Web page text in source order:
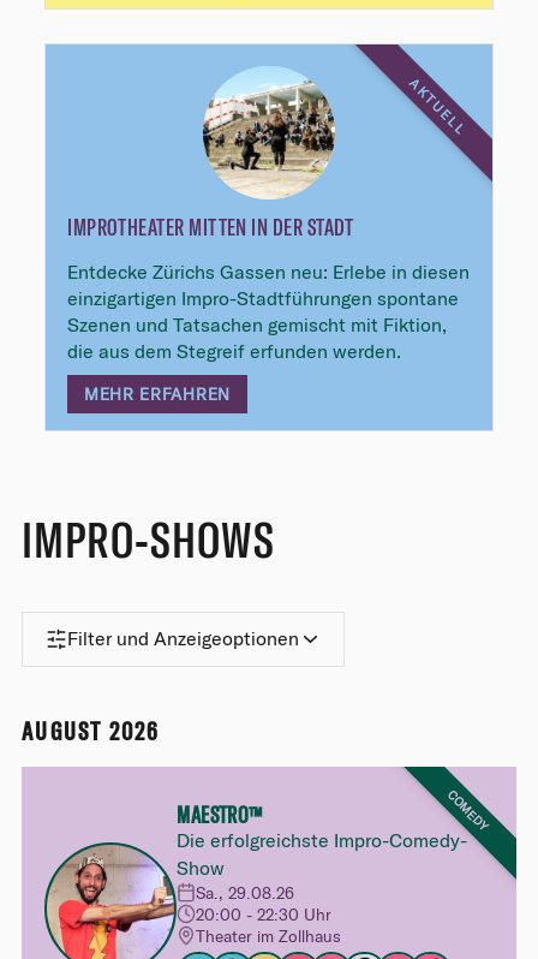
AKTUELL
IMPROTHEATER MITTEN IN DER STADT
Entdecke Zürichs Gassen neu: Erlebe in diesen
einzigartigen Impro-Stadtführungen spontane
Szenen und Tatsachen gemischt mit Fiktion,
die aus dem Stegreif erfunden werden.
MEHR ERFAHREN
IMPRO-SHOWS
Filter und Anzeigeoptionen
AUGUST 2026
COMEDY
MAESTRO™
Die erfolgreichste Impro-Comedy-
Show
Sa., 29.08.26
20:00 - 22:30 Uhr
Theater im Zollhaus